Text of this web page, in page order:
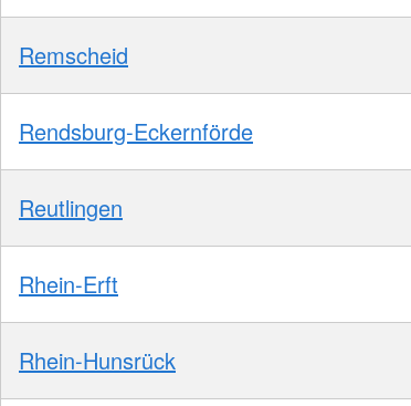
Remscheid
Rendsburg-Eckernförde
Reutlingen
Rhein-Erft
Rhein-Hunsrück